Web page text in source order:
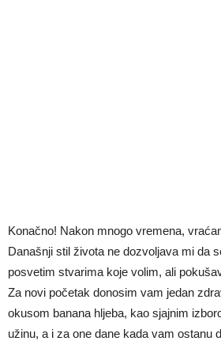
Konačno! Nakon mnogo vremena,
Današnji stil života ne dozvoljava mi da
posvetim stvarima koje volim, ali
Za novi početak donosim vam jedan
okusom banana hljeba, kao sjajnim
užinu, a i za one dane kada vam ostanu